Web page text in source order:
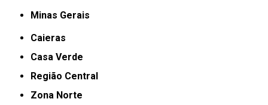
Minas Gerais
Caieras
Casa Verde
Região Central
Zona Norte